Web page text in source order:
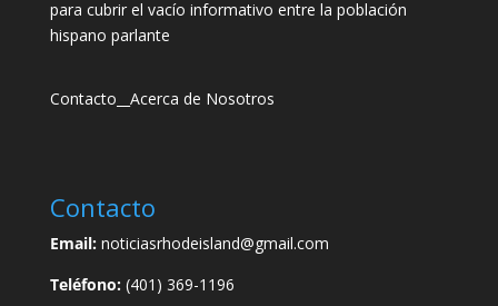
para cubrir el vacío informativo entre la población
hispano parlante
Contacto Acerca de Nosotros
Contacto
Email:noticiasrhodeisland@gmail.com
Teléfono:(401) 369-1196